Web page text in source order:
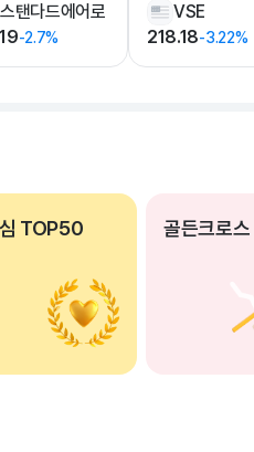
스탠다드에어로
-2.7%
VSE
218.18-3.22%
TOP50 골든크로스